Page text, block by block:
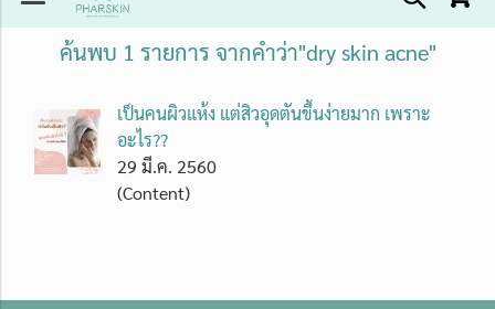
ค้นพบ 1 รายการ จากคำว่า"dry skin acne"
เป็นคนผิวแห้ง แต่สิวอุดตันขึ้นง่ายมาก เพราะ
อะไร??
29 มี.ค. 2560
(Content)